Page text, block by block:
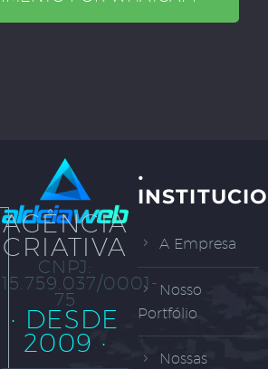
AGÊNCIA
CRIATIVA
CNPJ:
15.759.037/0001-
75
· DESDE
2009 ·
·
A Empresa
Nosso
Portfólio
Nossas